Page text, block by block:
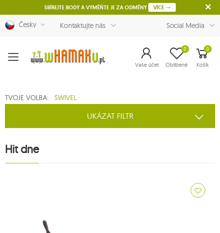
SBÍREJTE BODY A VYMĚŇTE JE ZA ODMĚNY VÍCE
Česky Kontaktujte nás Social Media
Menu Vaše účet Oblíbené
0 0
Košík
TVOJE VOLBA: SWIVEL
UKÁZAT FILTR
Hit dne